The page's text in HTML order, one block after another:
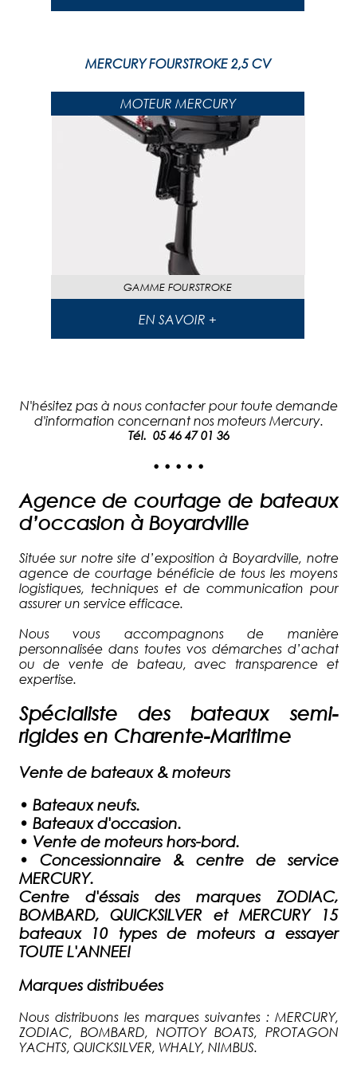
MERCURY FOURSTROKE 2,5 CV
MOTEUR MERCURY
GAMME FOURSTROKE
EN SAVOIR +
N'hésitez pas à nous contacter pour toute demande
d'information concernant nos moteurs Mercury.
Tél. 05 46 47 01 36
• • • • •
Agence de courtage de bateaux
d’occasion à Boyardville
Située sur notre site d’exposition à Boyardville, notre
agence de courtage bénéficie de tous les moyens
logistiques, techniques et de communication pour
assurer un service efficace.
Nous vous accompagnons de manière
personnalisée dans toutes vos démarches d’achat
ou de vente de bateau, avec transparence et
expertise.
Spécialiste des bateaux semi-
rigides en Charente-Maritime
Vente de bateaux & moteurs
• Bateaux neufs.
• Bateaux d'occasion.
• Vente de moteurs hors-bord.
•
Concessionnaire & centre de service
MERCURY.
Centre d'éssais des marques ZODIAC,
BOMBARD, QUICKSILVER et MERCURY 15
bateaux 10 types de moteurs a essayer
TOUTE L'ANNEE!
Marques distribuées
Nous distribuons les marques suivantes : MERCURY,
ZODIAC, BOMBARD, NOTTOY BOATS, PROTAGON
YACHTS, QUICKSILVER, WHALY, NIMBUS.